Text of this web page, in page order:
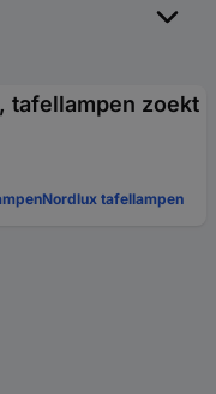
tafellampen zoekt
Nordlux tafellampen